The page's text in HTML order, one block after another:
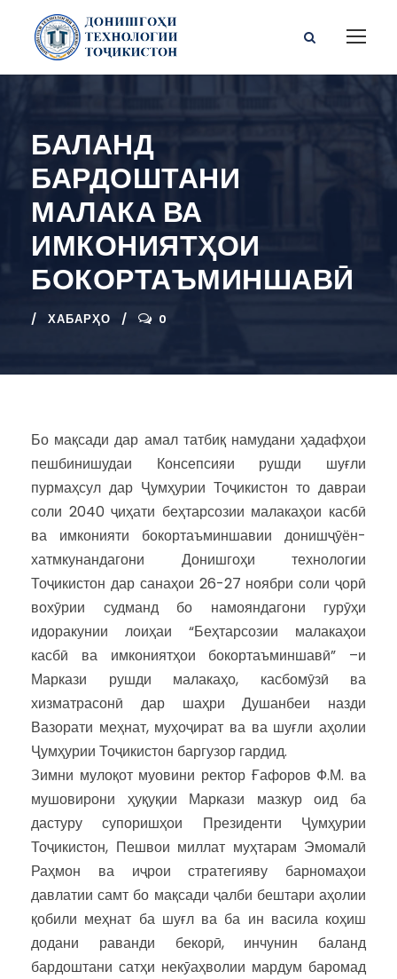
БАЛАНД
БАРДОШТАНИ
МАЛАКА ВА
ИМКОНИЯТҲОИ
БОКОРТАЪМИНШАВӢ
ХАБАРҲО 0
Бо мақсади дар амал татбиқ намудани ҳадафҳои
пешбинишудаи Консепсияи рушди шуғли
пурмаҳсул дар Ҷумҳурии Тоҷикистон то давраи
соли 2040 ҷиҳати беҳтарсозии малакаҳои касбӣ
ва имконияти бокортаъминшавии донишҷӯён-
хатмкунандагони Донишгоҳи технологии
Тоҷикистон дар санаҳои 26-27 ноябри соли ҷорӣ
вохӯрии судманд бо намояндагони гурӯҳи
идоракунии лоиҳаи “Беҳтарсозии малакаҳои
касбӣ ва имкониятҳои бокортаъминшавӣ” –и
Маркази рушди малакаҳо, касбомӯзӣ ва
хизматрасонӣ дар шаҳри Душанбеи назди
Вазорати меҳнат, муҳоҷират ва ва шуғли аҳолии
Ҷумҳурии Тоҷикистон баргузор гардид.
Зимни мулоқот муовини ректор Ғафоров Ф.М. ва
мушовирони ҳуқуқии Маркази мазкур оид ба
дастуру супоришҳои Президенти Ҷумҳурии
Тоҷикистон, Пешвои миллат муҳтарам Эмомалӣ
Раҳмон ва иҷрои стратегияву барномаҳои
давлатии самт бо мақсади ҷалби бештари аҳолии
қобили меҳнат ба шуғл ва ба ин васила коҳиш
додани раванди бекорӣ, инчунин баланд
бардоштани сатҳи некӯаҳволии мардум баромад